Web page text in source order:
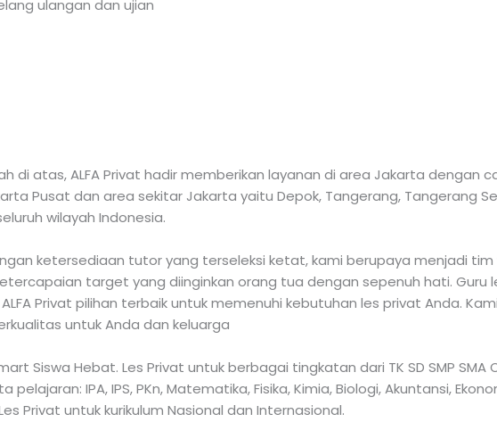
ulangan dan ujian
di atas, ALFA Privat hadir memberikan layanan di area Jakarta dengan
Pusat dan area sekitar Jakarta yaitu Depok, Tangerang, Tangerang
wilayah Indonesia.
ketersediaan tutor yang terseleksi ketat, kami berupaya menjadi
target yang diinginkan orang tua dengan sepenuh hati. Guru
Privat pilihan terbaik untuk memenuhi kebutuhan les privat Anda.
untuk Anda dan keluarga
Siswa Hebat. Les Privat untuk berbagai tingkatan dari TK SD SMP SMA
IPA, IPS, PKn, Matematika, Fisika, Kimia, Biologi, Akuntansi,
Privat untuk kurikulum Nasional dan Internasional.